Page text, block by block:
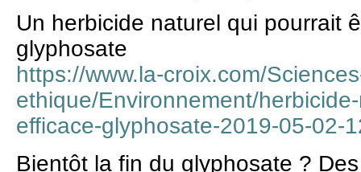
Un herbicide naturel qui pourrait
glyphosate
https://www.la-croix.com/
ethique/Environnement/
efficace-glyphosate-2019-05-02-
Bientôt la fin du glyphosate ?